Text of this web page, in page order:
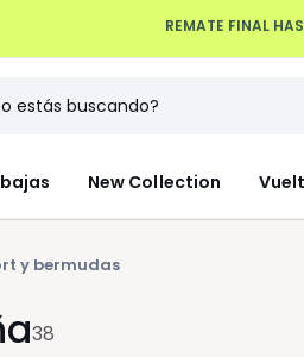
Devoluciones
New Collection
y bermudas
38